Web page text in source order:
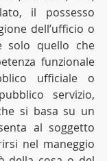
il possesso
dell’ufficio o
solo quello che
funzionale
ufficiale o
servizio,
si basa su un
al soggetto
nel maneggio